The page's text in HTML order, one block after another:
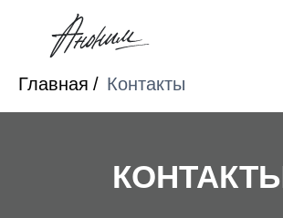
Главная / Контакты